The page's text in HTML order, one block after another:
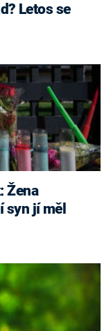
Letos se
syn jí měl